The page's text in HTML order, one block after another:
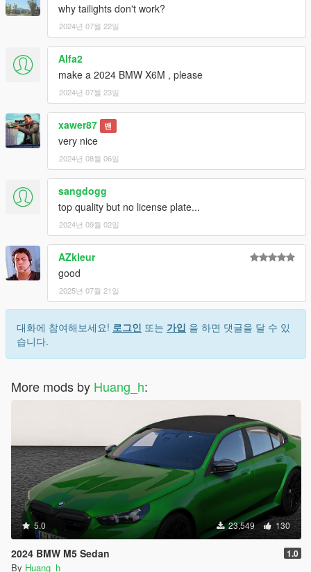
why tailights don't work?
2024년 07월 22일
Alfa2
make a 2024 BMW X6M , please
2024년 07월 23일
xawer87 밴
very nice
2024년 08월 06일
sangdogg
top quality but no license plate...
2024년 09월 02일
AZkleur
good
2025년 07월 21일
대화에 참여해보세요! 로그인 또는 가입 을 하면 댓글을 달 수 있
습니다.
More mods by Huang_h:
5.0 23,549 130
2024 BMW M5 Sedan 1.0
By Huang_h